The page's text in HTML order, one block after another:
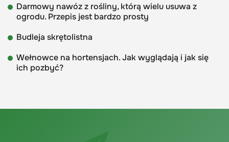
Darmowy nawóz z rośliny, którą wielu usuwa z
ogrodu. Przepis jest bardzo prosty
Budleja skrętolistna
Wełnowce na hortensjach. Jak wyglądają i jak się
ich pozbyć?